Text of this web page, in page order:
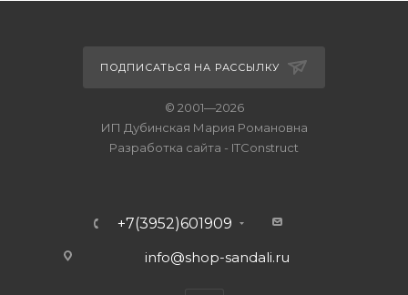
ПОДПИСАТЬСЯ НА РАССЫЛКУ
© 2001—2026
ИП Дубинская Мария Романовна
Разработка сайта - ITConstruct
+7(3952)601909
info@shop-sandali.ru